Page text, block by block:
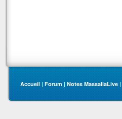
Accueil | Forum | Notes MassaliaLive |